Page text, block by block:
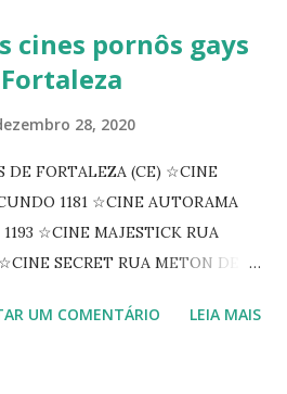
cines pornôs gays
28, 2020
DE FORTALEZA (CE) ☆CINE
1181 ☆CINE AUTORAMA
☆CINE MAJESTICK RUA
SECRET RUA METON DE
RUA FLORIANO PEIXOTO 1206
UM COMENTÁRIO LEIA MAIS